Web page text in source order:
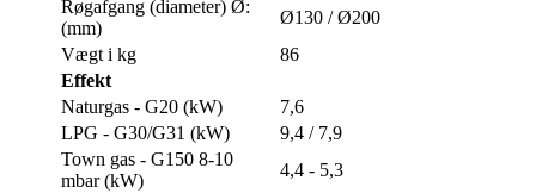
Røgafgang (diameter) Ø:
(mm)
Ø130 / Ø200
Vægt i kg
86
Effekt
Naturgas - G20 (kW)
7,6
LPG - G30/G31 (kW)
9,4 / 7,9
Town gas - G150 8-10
mbar (kW)
4,4 - 5,3